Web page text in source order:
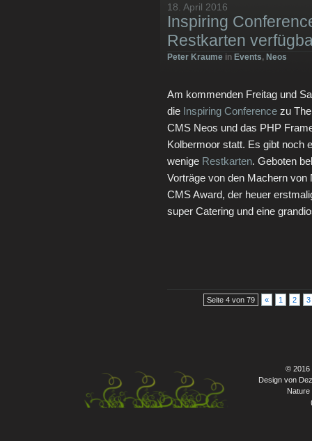
18. April 2016
Inspiring
Restkarten
Peter Kraume in Events, Neos
Am kommenden Freitag und
die Inspiring Conference zu
CMS Neos und das PHP
Kolbermoor statt. Es gibt noch
wenige Restkarten. Geboten
Vorträge von den Machern von
CMS Award, der heuer
super Catering und eine
Seite 4 von 79 « 1 2 3
© 2016
Design von
Nature